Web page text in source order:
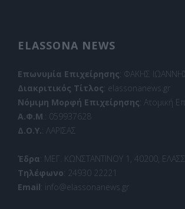
ELASSONA NEWS
Επωνυμία Επιχείρησης: ΦΑΚΗΣ
Διακριτικός Τίτλος: elassonanews.gr
Νόμιμη Μορφή Επιχείρησης: Ατομική
Α.Φ.Μ .: 059937628
Δ.Ο.Υ.: ΛΑΡΙΣΑΣ
Έδρα: ΜΕΓ. ΚΩΝΣΤΑΝΤΙΝΟΥ 1, 40200,
Τηλέφωνο: 24930 22221
Email: info@elassonanews.gr